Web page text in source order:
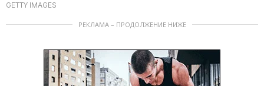
GETTY IMAGES
РЕКЛАМА – ПРОДОЛЖЕНИЕ НИЖЕ